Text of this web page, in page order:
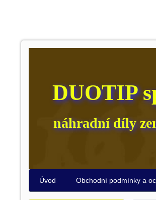
DUOTIP
náhradní díly
Úvod Obchodní podmínky a